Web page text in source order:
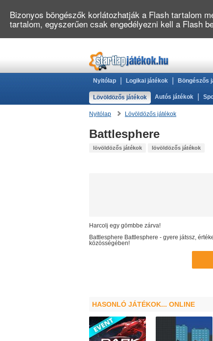
Nyitólap Logikai játékok Böngészős
Lövöldözős játékok Autós játékok
Nyitólap Lövöldözős játékok
Battlesphere
lövöldözős játékok lövöldözős játékok
Harcolj egy gömbbe zárva!
Battlesphere
- gyere játssz,
Battlesphere
közösségében!
HASONLÓ JÁTÉKOK... ONLINE
Bizonyos böngészők korlátozhatják a Flash tartalom
tartalom, egyszerűen csak engedélyezni kell a Flash